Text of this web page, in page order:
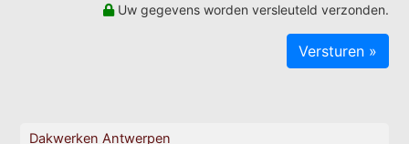
Uw gegevens worden versleuteld verzonden.
Dakwerken Antwerpen